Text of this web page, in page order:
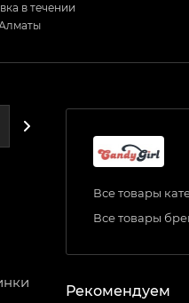
в течении
ДОСТАВКА
Все товары
Все товары
Рекомендуем